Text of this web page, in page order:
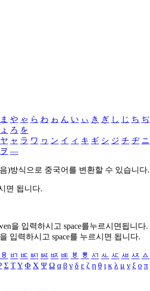
ま や ゃ ら わ ゎ ん い ぃ き ぎ し じ ち ぢ
ょ ろ を
ヤ ャ ラ ワ ヮ ン イ ィ キ ギ シ ジ チ ヂ ニ
ヲ ―
)방식으로 중국어를 변환할 수 있습니다.
면 됩니다.
을 입력하시고 space를누르시면됩니다.
을 입력하시고 space를 누르시면 됩니다.
ㅱ ㅲ ㅳ ㅴ ㅵ ㅶ ㅷ ㅸ ㅹ ㅺ ㅻ ㅼ ㅽ ㅾ ㅿ
Σ ΤΥ Φ Χ Ψ Ω α β γ δ ε ζ η θ ι κ λ μ ν ξ ο π